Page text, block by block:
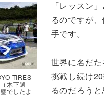
TIRES
木下選
でしたよ
「レッスン
るのですが
手です。
世界に名だ
挑戦し続け
るのだろう